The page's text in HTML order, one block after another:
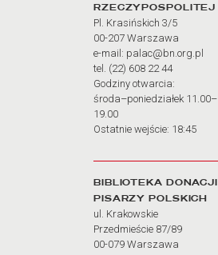
RZECZYPOSPOLITEJ
Pl. Krasińskich 3/5
00-207 Warszawa
e-mail: palac@bn.org.pl
tel. (22) 608 22 44
Godziny otwarcia:
środa–poniedziałek 11.00–
19.00
Ostatnie wejście: 18:45
BIBLIOTEKA DONACJI
PISARZY POLSKICH
ul. Krakowskie
Przedmieście 87/89
00-079 Warszawa